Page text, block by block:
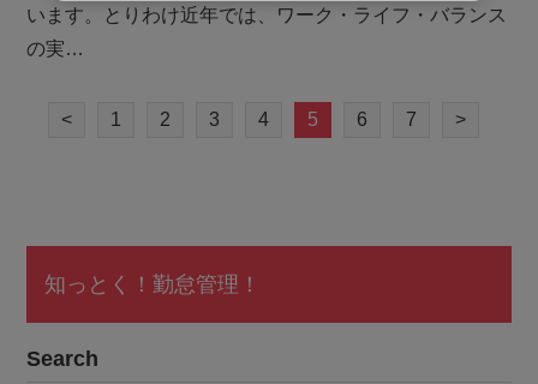
います。とりわけ近年では、ワーク・ライフ・バランス
の実…
< 1 2 3 4 5 6 7 >
知っとく！勤怠管理！
Search